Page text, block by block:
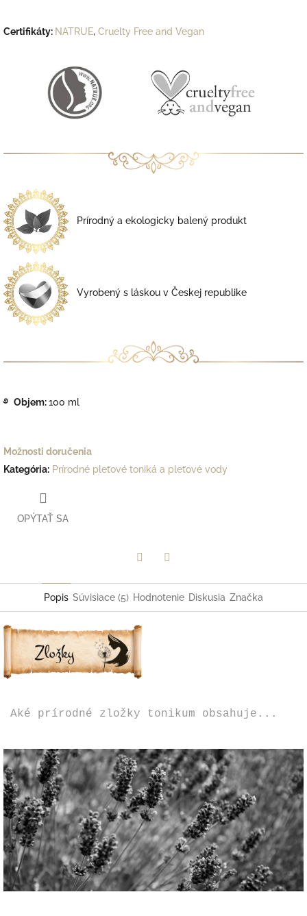
Certifikáty: NATRUE, Cruelty Free and Vegan
Prírodný a ekologicky balený produkt
Vyrobený s láskou v Českej republike
࿔ Objem:100 ml
Možnosti doručenia
Kategória: Prírodné pleťové toniká a pleťové vody
OPÝTAŤ SA
Popis Súvisiace (5) Hodnotenie Diskusia Značka
Aké prírodné zložky tonikum obsahuje...